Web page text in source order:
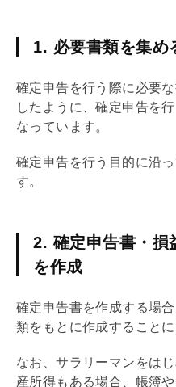
1. 必要書類を集め
確定申告を行う際に必要
したように、確定申告を
なっています。
確定申告を行う目的に沿
す。
2. 確定申告書・損
を作成
確定申告書を作成する場
類をもとに作成することに
なお、サラリーマンをは
産所得もある場合、帳簿